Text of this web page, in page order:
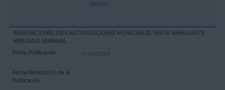
Mostrar
RENOVACIONES 2024 AUTORIZACIONES MUNICIPALES VENTA AMBULANTE
MERCADO SEMANAL
11/01/2024